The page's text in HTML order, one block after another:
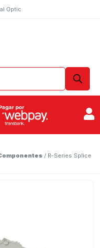
Optic
/ R-Series Splice